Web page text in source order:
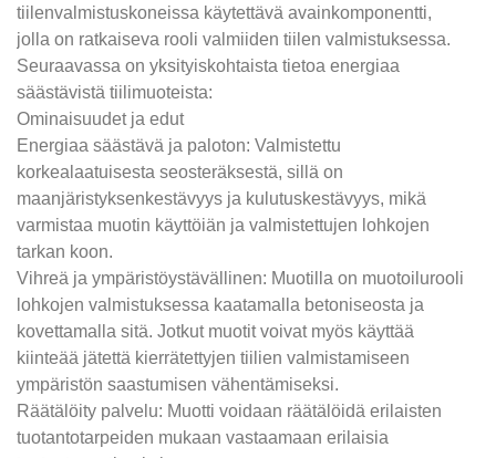
tiilenvalmistuskoneissa käytettävä avainkomponentti,
jolla on ratkaiseva rooli valmiiden tiilen valmistuksessa.
Seuraavassa on yksityiskohtaista tietoa energiaa
säästävistä tiilimuoteista:
Ominaisuudet ja edut
Energiaa säästävä ja paloton: Valmistettu
korkealaatuisesta seosteräksestä, sillä on
maanjäristyksenkestävyys ja kulutuskestävyys, mikä
varmistaa muotin käyttöiän ja valmistettujen lohkojen
tarkan koon.
Vihreä ja ympäristöystävällinen: Muotilla on muotoilurooli
lohkojen valmistuksessa kaatamalla betoniseosta ja
kovettamalla sitä. Jotkut muotit voivat myös käyttää
kiinteää jätettä kierrätettyjen tiilien valmistamiseen
ympäristön saastumisen vähentämiseksi.
Räätälöity palvelu: Muotti voidaan räätälöidä erilaisten
tuotantotarpeiden mukaan vastaamaan erilaisia ​​